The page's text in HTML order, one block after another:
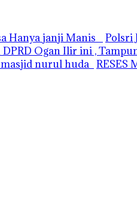
Hanya janji Manis
Polsri
Ogan Ilir ini ,
masjid nurul huda RESES